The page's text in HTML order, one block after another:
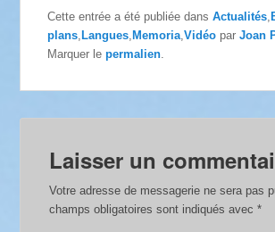
Cette entrée a été publiée dansActualités,
plans, Langues, Memoria,Vidéo parJoan
Marquer lepermalien.
Laisser un
Votre adresse de messagerie ne sera pas
champs obligatoires sont indiqués avec*